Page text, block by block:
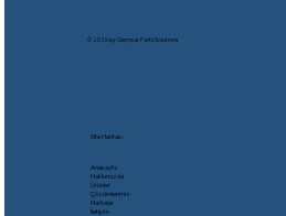
© 2026 by Oempar Parts Solutıons
Site Haritası
Anasayfa
Hakkımızda
Ürünler
Çözümlerimiz
Markalar
İletişim